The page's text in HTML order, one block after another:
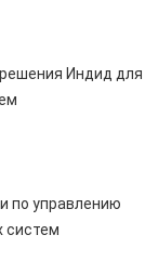
Индид для
по управлению
систем